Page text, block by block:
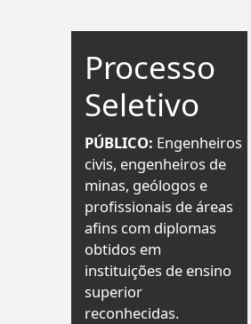
Processo
Seletivo
PÚBLICO: Engenheiros
civis, engenheiros de
minas, geólogos e
profissionais de áreas
afins com diplomas
obtidos em
instituições de ensino
superior
reconhecidas.